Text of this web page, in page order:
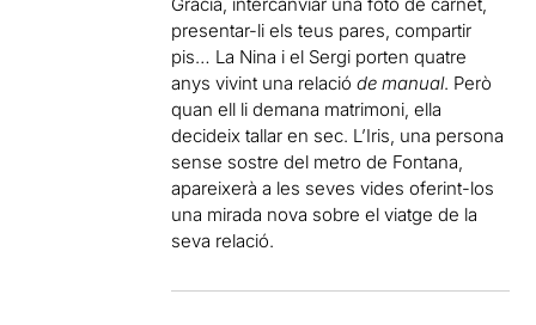
presentar-li els teus pares, compartir
pis… La Nina i el Sergi porten quatre
anys vivint una relacióde manual. Però
quan ell li demana matrimoni, ella
decideix tallar en sec. L’Iris, una persona
sense sostre del metro de Fontana,
apareixerà a les seves vides oferint-los
una mirada nova sobre el viatge de la
seva relació.